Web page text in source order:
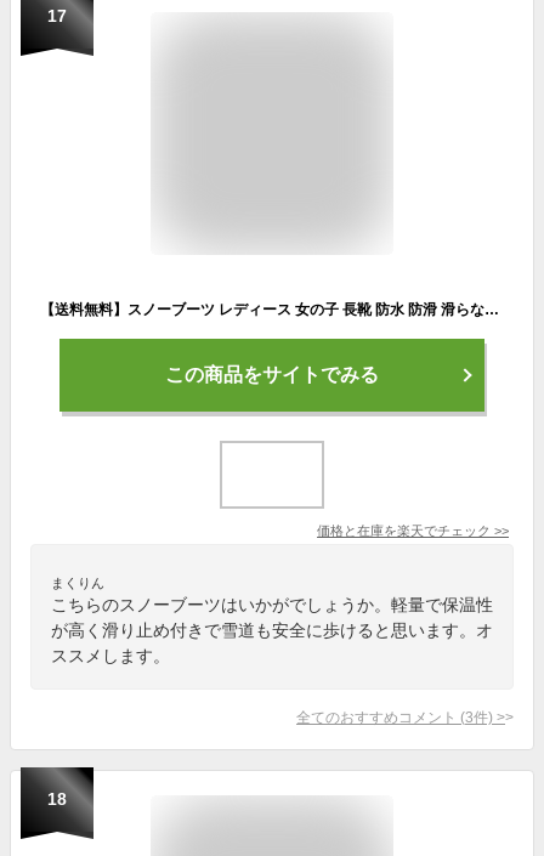
17
【送料無料】スノーブーツ レディース 女の子 長靴 防水 防滑 滑らない スノーシューズ 大きいサイズ ブラック 超軽量 滑り止 アウトドア 雪靴 綿靴 冬用 防寒 保暖 ウインターシューズ 耐磨耗 厚底 ハイカット おしゃれ ボアブーツ
この商品をサイトでみる
価格と在庫を楽天でチェック >>
まくりん
こちらのスノーブーツはいかがでしょうか。軽量で保温性
が高く滑り止め付きで雪道も安全に歩けると思います。オ
ススメします。
全てのおすすめコメント (3件) >
18